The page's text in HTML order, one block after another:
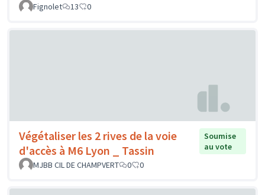
Fignolet
13 0
Végétaliser les 2 rives de la voie
d'accès à M6 Lyon _ Tassin
Soumise
au vote
MJBB CIL DE CHAMPVERT
0 0